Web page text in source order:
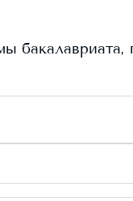
бакалавриата,